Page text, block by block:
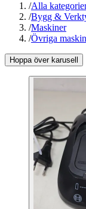
/Alla
/Bygg &
/Maskiner
/Övriga
Hoppa över karusell